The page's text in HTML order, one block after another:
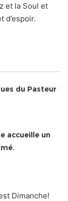
et la Soul et
d’espoir.
du Pasteur
accueille un
Dimanche!